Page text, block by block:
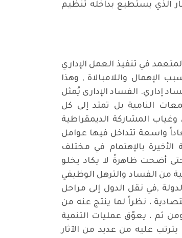
الذي يستطيع بداخله تنظيم
في تنفيذ العمل الإداري
واللامبالاة , وهذا
إداري. الفساد الإدارى يُمثل
النامية بل تمتد إلى كل
المشاركة الديمقراطية
واسعة تتداخل فيها عوامل
بالإهتمام في مختلف
أضحت ظاهرةً لا يكاد يخلو
من الفساد والترهل الوظيفي
,في نقل الدول إلى مراحل
، نظراً لما ينتج عنه من
ثم ، يعوّق عمليات التنمية
يترتب عليه من عديد من الآثار